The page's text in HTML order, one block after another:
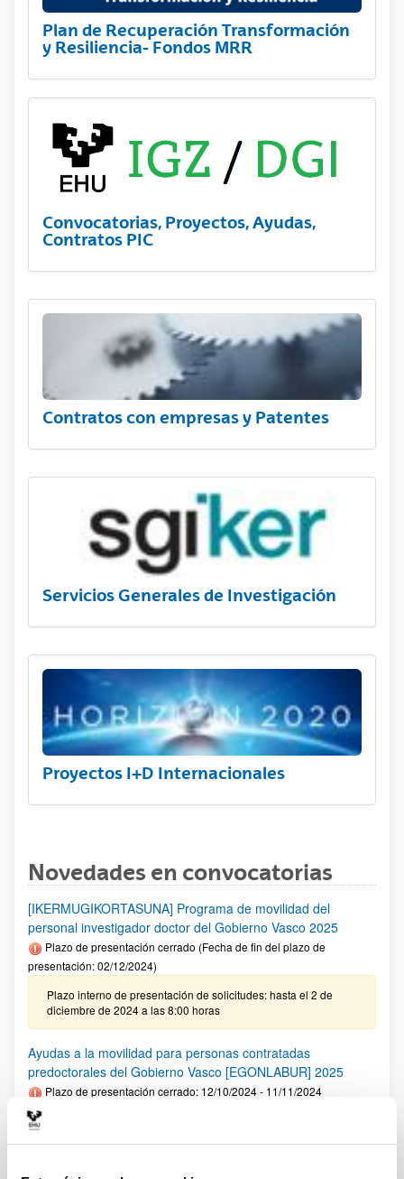
Plan de Recuperación Transformación
y Resiliencia- Fondos MRR
Convocatorias, Proyectos, Ayudas,
Contratos PIC
Contratos con empresas y Patentes
Servicios Generales de Investigación
Proyectos I+D Internacionales
Novedades en convocatorias
[IKERMUGIKORTASUNA] Programa de movilidad del
personal investigador doctor del Gobierno Vasco 2025
Plazo de presentación cerrado (Fecha de fin del plazo de
presentación: 02/12/2024)
Plazo interno de presentación de solicitudes: hasta el 2 de
diciembre de 2024 a las 8:00 horas
Ayudas a la movilidad para personas contratadas
predoctorales del Gobierno Vasco [EGONLABUR] 2025
Plazo de presentación cerrado: 12/10/2024 - 11/11/2024